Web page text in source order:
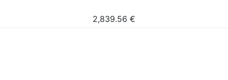
2,839.56 €